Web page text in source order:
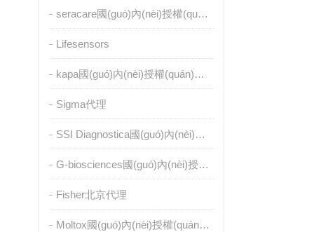
seracare國(guó)內(nèi)授權(quán)代理
Lifesensors
kapa國(guó)內(nèi)授權(quán)代理
Sigma代理
SSI Diagnostica國(guó)內(nèi)授權(quán)代理
G-biosciences國(guó)內(nèi)授權(quán)代理
Fisher北京代理
Moltox國(guó)內(nèi)授權(quán)代理